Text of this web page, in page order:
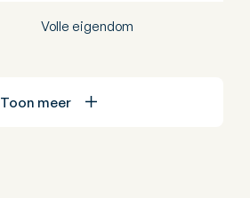
Volle eigendom
Toon meer